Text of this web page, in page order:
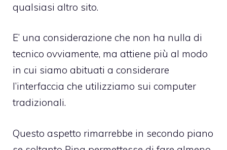
qualsiasi altro sito.
E’ una considerazione che non ha nulla di
tecnico ovviamente, ma attiene più al modo
in cui siamo abituati a considerare
l’interfaccia che utilizziamo sui computer
tradizionali.
Questo aspetto rimarrebbe in secondo piano